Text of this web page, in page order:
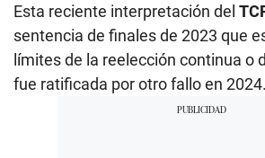
Esta reciente interpretación del
sentencia de finales de 2023 que
límites de la reelección continua o
fue ratificada por otro fallo en 2024.